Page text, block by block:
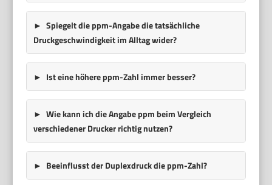
Spiegelt die ppm-Angabe die tatsächliche
Druckgeschwindigkeit im Alltag wider?
Ist eine höhere ppm-Zahl immer besser?
Wie kann ich die Angabe ppm beim Vergleich
verschiedener Drucker richtig nutzen?
Beeinflusst der Duplexdruck die ppm-Zahl?